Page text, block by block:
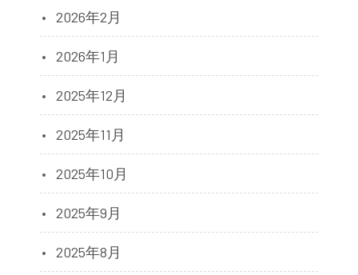
2026年2月
2026年1月
2025年12月
2025年11月
2025年10月
2025年9月
2025年8月